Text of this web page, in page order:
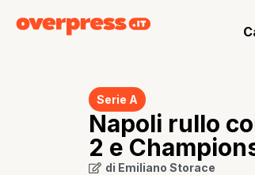
Serie A
Napoli rullo
2 e
di Emiliano Storace